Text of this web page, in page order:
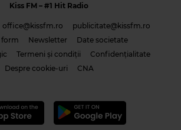
Benzol – Solo tu -1
Kiss FM – #1 Hit Radio
office@kissfm.ro
publicitate@kissfm.ro
form
Newsletter
Date societate
Termeni și condiții
Confidențialitate
Despre cookie-uri
CNA